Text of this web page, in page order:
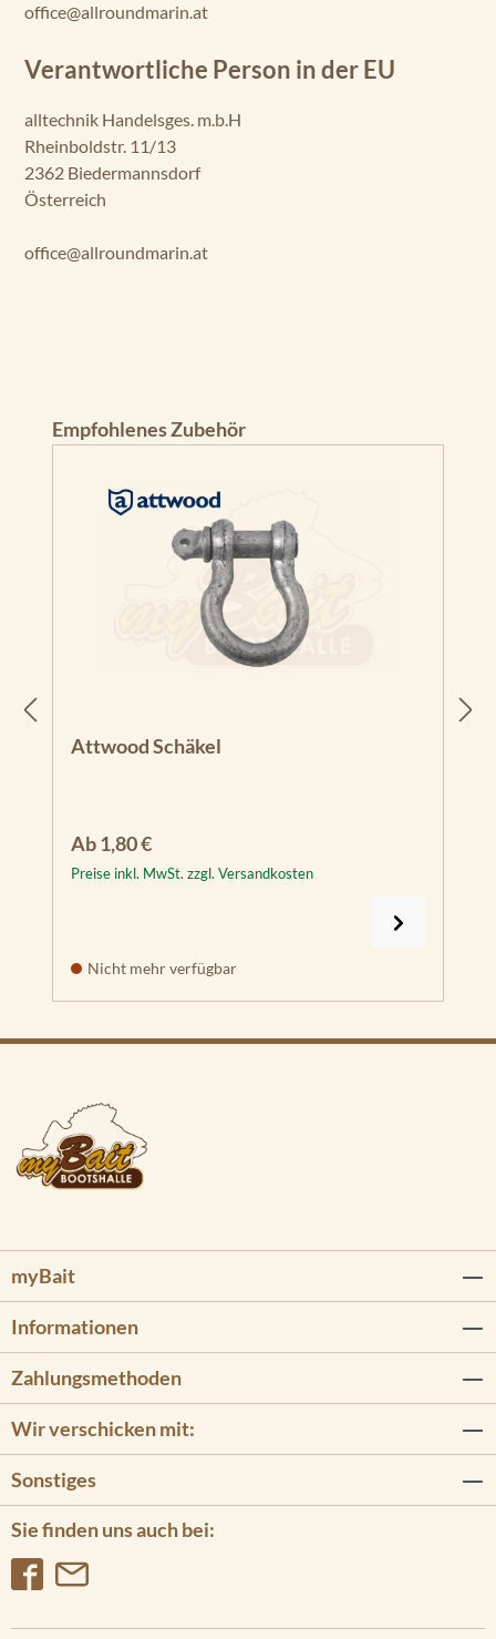
office@allroundmarin.at
Verantwortliche Person in der EU
alltechnik Handelsges. m.b.H
Rheinboldstr. 11/13
2362 Biedermannsdorf
Österreich
office@allroundmarin.at
Produktgalerie überspringen
Empfohlenes Zubehör
Attwood Schäkel
Regulärer Preis:
Ab1,80 €
Preise inkl. MwSt. zzgl. Versandkosten
Nicht mehr verfügbar
myBait
Informationen
Sie finden uns auch bei:
Zahlungsmethoden
Wir verschicken mit:
Sonstiges